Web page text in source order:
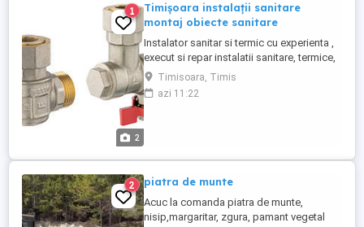
2
1
Timișoara instalații sanitare
montaj obiecte sanitare
Instalator sanitar si termic cu experienta ,
execut si repar instalatii sanitare, termice,
si de scurgere, montez baterii, boilere,
hidrofoare,obiecte sanitare si accesorii de
baie si bucatarie, desfund instalatii de
Timisoara, Timis
azi 11:22
2 piatra de munte
Acuc la comanda piatra de munte,
nisip,margaritar, zgura, pamant vegetal